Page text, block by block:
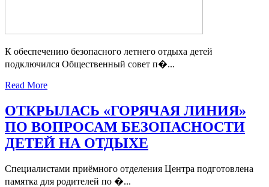
К обеспечению безопасного летнего отдыха детей
подключился Общественный совет п�...
Read More
ОТКРЫЛАСЬ «ГОРЯЧАЯ ЛИНИЯ»
ПО ВОПРОСАМ БЕЗОПАСНОСТИ
ДЕТЕЙ НА ОТДЫХЕ
Специалистами приёмного отделения Центра подготовлена
памятка для родителей по �...